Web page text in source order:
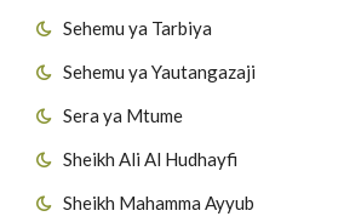
Sehemu ya Tarbiya
Sehemu ya Yautangazaji
Sera ya Mtume
Sheikh Ali Al Hudhayfi
Sheikh Mahamma Ayyub